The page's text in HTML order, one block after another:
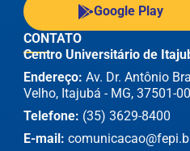
Google Play
CONTATO
Centro Universitário de
Endereço: Av. Dr. Antônio
Velho, Itajubá - MG, 37501-
Telefone: (35) 3629-8400
E-mail: